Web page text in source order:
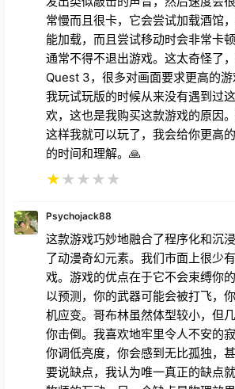
常慢而且很卡，它会尝试加载酒馆
能加载，而且尝试移动时会非常卡
通常不得不退出游戏。这太奇怪了
Quest 3，很多对画面要求更高的游
我玩试玩版的时候从来没有遇到过
欢，这也是我购买这款游戏的原因
这样我就可以玩了，我会给你更高
的时间和理解。🙏
★★ ★ ★ ★
Psychojack88
这款游戏巧妙地融合了程序化和沉
了动漫奇幻元素。我们市面上很少
戏。游戏的优点在于它不会束缚你
以预测，你的武器可能会被打飞，
机应变。哥布林虽然体型较小，但
你击倒。我喜欢地牢里令人不安的
你调低亮度，你会感到无比孤独，
要说缺点，我认为唯一真正的缺点